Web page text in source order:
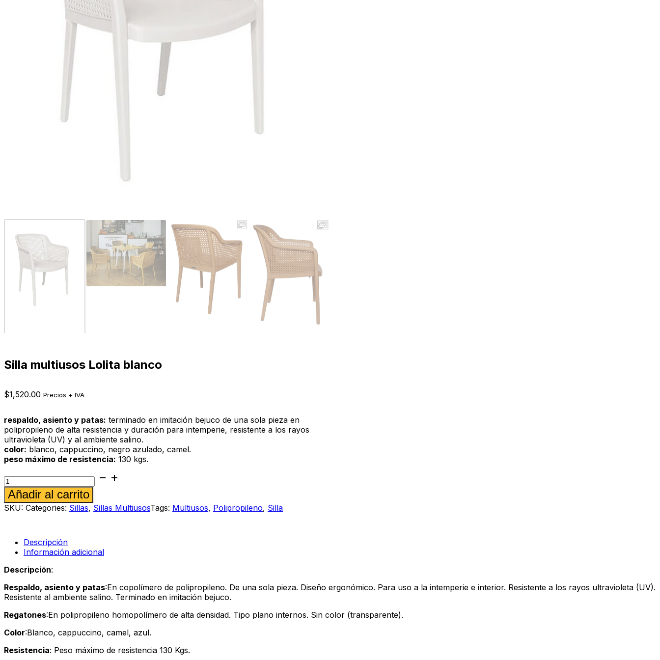
Silla multiusos Lolita blanco
$1,520.00 Precios + IVA
respaldo, asiento y patas: terminado en imitación bejuco de una sola pieza en
polipropileno de alta resistencia y duración para intemperie, resistente a los rayos
ultravioleta (UV) y al ambiente salino.
color: blanco, cappuccino, negro azulado, camel.
peso máximo de resistencia: 130 kgs.
Silla
multiusos
Lolita
blanco
cantidad
Añadir al carrito
SKU: Categories: Sillas, Sillas MultiusosTags: Multiusos, Polipropileno, Silla
Descripción
Información adicional
Descripción:
Respaldo, asiento y patas:En copolímero de polipropileno. De una sola pieza. Diseño ergonómico. Para uso a la intemperie e interior. Resistente a los rayos ultravioleta (UV).
Resistente al ambiente salino. Terminado en imitación bejuco.
Regatones:En polipropileno homopolímero de alta densidad. Tipo plano internos. Sin color (transparente).
Color:Blanco, cappuccino, camel, azul.
Resistencia: Peso máximo de resistencia 130 Kgs.